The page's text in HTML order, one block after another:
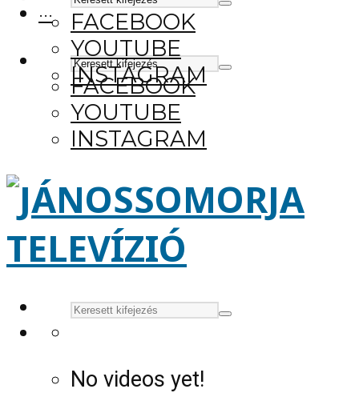
FACEBOOK
YOUTUBE
INSTAGRAM
···
FACEBOOK
YOUTUBE
INSTAGRAM
No videos yet!